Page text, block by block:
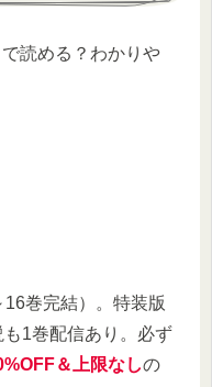
読める？わかりや
巻完結）。特装版
1巻配信あり。必ず
＆上限なしの